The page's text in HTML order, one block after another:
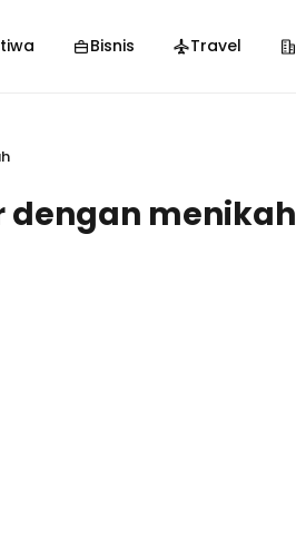
Bisnis Travel
dengan menikah